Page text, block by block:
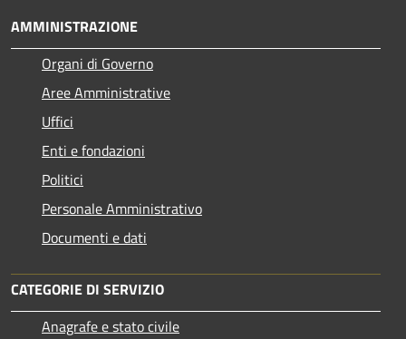
AMMINISTRAZIONE
Organi di Governo
Aree Amministrative
Uffici
Enti e fondazioni
Politici
Personale Amministrativo
Documenti e dati
CATEGORIE DI SERVIZIO
Anagrafe e stato civile